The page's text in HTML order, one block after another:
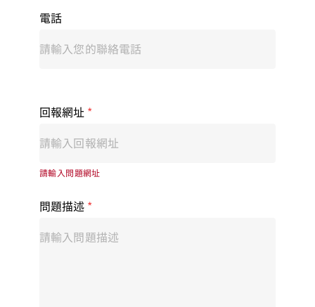
電話
回報網址 *
請輸入問題網址
問題描述 *